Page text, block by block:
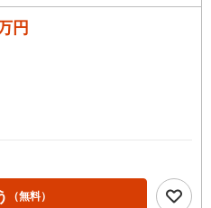
円
（無料）